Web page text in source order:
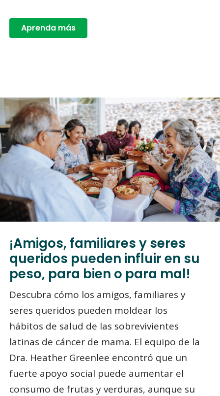
Aprenda más
¡Amigos, familiares y seres
queridos pueden influir en su
peso, para bien o para mal!
Descubra cómo los amigos, familiares y
seres queridos pueden moldear los
hábitos de salud de las sobrevivientes
latinas de cáncer de mama. El equipo de la
Dra. Heather Greenlee encontró que un
fuerte apoyo social puede aumentar el
consumo de frutas y verduras, aunque su